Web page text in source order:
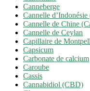
Canneberge
Cannelle
Cannelle de Chine
Cannelle de Ceylan
Capillaire de
Capsicum
Carbonate de calcium
Caroube
Cassis
Cannabidiol (CBD)